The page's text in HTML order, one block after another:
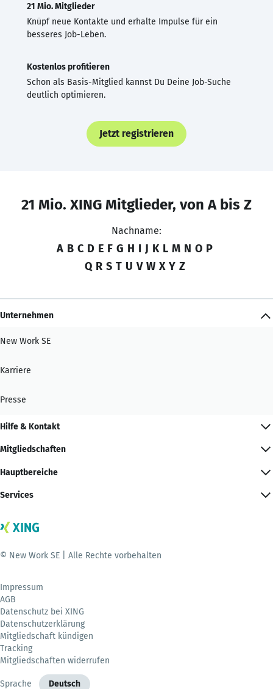
21 Mio. Mitglieder
Knüpf neue Kontakte und erhalte Impulse für ein
besseres Job-Leben.
Kostenlos profitieren
Schon als Basis-Mitglied kannst Du Deine Job-Suche
deutlich optimieren.
Jetzt registrieren
21 Mio. XING Mitglieder, von A bis Z
Nachname:
A B C D E F G H I J K L M N O P
Q R S T U V W X Y Z
Unternehmen
New Work SE
Karriere
Presse
Hilfe & Kontakt
Mitgliedschaften
Hauptbereiche
Services
© New Work SE | Alle Rechte vorbehalten
Impressum
AGB
Datenschutz bei XING
Datenschutzerklärung
Mitgliedschaft kündigen
Tracking
Mitgliedschaften widerrufen
Sprache Deutsch